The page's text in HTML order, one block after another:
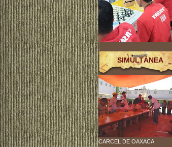
SIMULTÁNEA
CARCEL DE OAXACA